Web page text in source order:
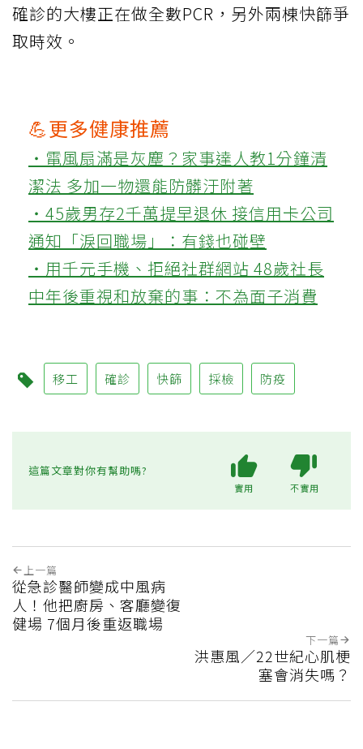
確診的大樓正在做全數PCR，另外兩棟快篩爭
取時效。
💪更多健康推薦
‧電風扇滿是灰塵？家事達人教1分鐘清
潔法 多加一物還能防髒汙附著
‧45歲男存2千萬提早退休 接信用卡公司
通知「淚回職場」：有錢也碰壁
‧用千元手機、拒絕社群網站 48歲社長
中年後重視和放棄的事：不為面子消費
移工 確診 快篩 採檢 防疫
這篇文章對你有幫助嗎?
實用 不實用
上一篇
從急診醫師變成中風病
人！他把廚房、客廳變復
健場 7個月後重返職場
下一篇
洪惠風／22世紀心肌梗
塞會消失嗎？